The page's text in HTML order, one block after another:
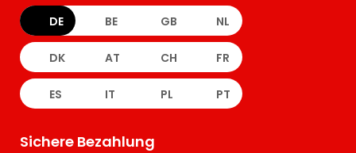
DE BE GB NL
DK AT CH FR
ES IT PL PT
Sichere Bezahlung